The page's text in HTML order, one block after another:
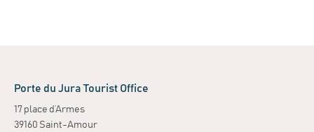
Porte du Jura Tourist Office
17 place d’Armes
39160 Saint-Amour